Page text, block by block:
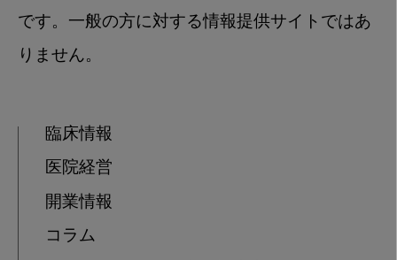
です。一般の方に対する情報提供サイトではあ
りません。
臨床情報
医院経営
開業情報
コラム